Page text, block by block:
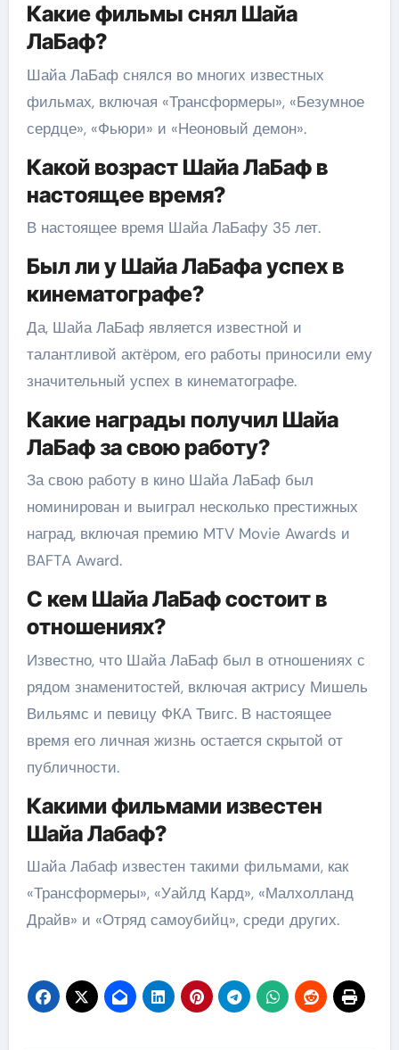
Какие фильмы снял Шайа
ЛаБаф?
Шайа ЛаБаф снялся во многих известных
фильмах, включая «Трансформеры», «Безумное
сердце», «Фьюри» и «Неоновый демон».
Какой возраст Шайа ЛаБаф в
настоящее время?
В настоящее время Шайа ЛаБафу 35 лет.
Был ли у Шайа ЛаБафа успех в
кинематографе?
Да, Шайа ЛаБаф является известной и
талантливой актёром, его работы приносили ему
значительный успех в кинематографе.
Какие награды получил Шайа
ЛаБаф за свою работу?
За свою работу в кино Шайа ЛаБаф был
номинирован и выиграл несколько престижных
наград, включая премию MTV Movie Awards и
BAFTA Award.
С кем Шайа ЛаБаф состоит в
отношениях?
Известно, что Шайа ЛаБаф был в отношениях с
рядом знаменитостей, включая актрису Мишель
Вильямс и певицу ФКА Твигс. В настоящее
время его личная жизнь остается скрытой от
публичности.
Какими фильмами известен
Шайа Лабаф?
Шайа Лабаф известен такими фильмами, как
«Трансформеры», «Уайлд Кард», «Малхолланд
Драйв» и «Отряд самоубийц», среди других.